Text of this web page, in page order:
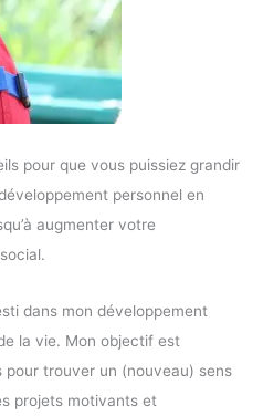
pour que vous puissiez grandir
personnel en
augmenter votre
dans mon développement
la vie. Mon objectif est
pour trouver un (nouveau) sens
projets motivants et